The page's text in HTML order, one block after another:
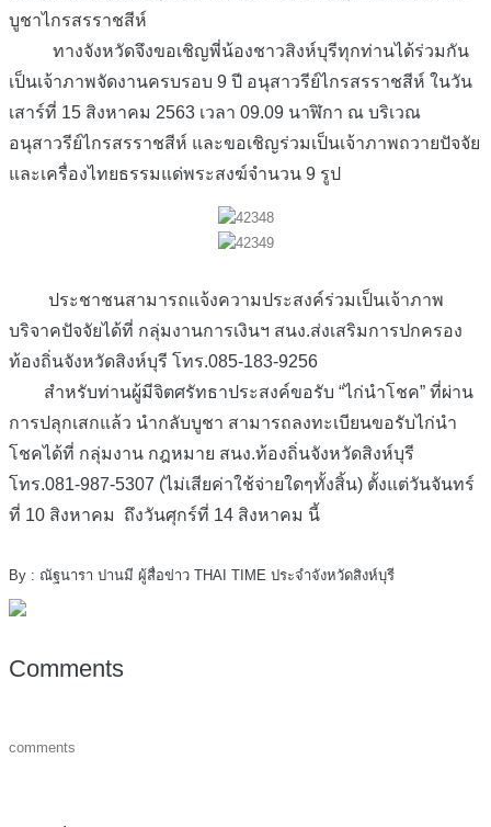
บูชาไกรสรราชสีห์
ทางจังหวัดจึงขอเชิญพี่น้องชาวสิงห์บุรีทุกท่านได้ร่วมกัน
เป็นเจ้าภาพจัดงานครบรอบ 9 ปี อนุสาวรีย์ไกรสรราชสีห์ ในวัน
เสาร์ที่ 15 สิงหาคม 2563 เวลา 09.09 นาฬิกา ณ บริเวณ
อนุสาวรีย์ไกรสรราชสีห์ และขอเชิญร่วมเป็นเจ้าภาพถวายปัจจัย
และเครื่องไทยธรรมแด่พระสงฆ์จำนวน 9 รูป
ประชาชนสามารถแจ้งความประสงค์ร่วมเป็นเจ้าภาพ
บริจาคปัจจัยได้ที่ กลุ่มงานการเงินฯ สนง.ส่งเสริมการปกครอง
ท้องถิ่นจังหวัดสิงห์บุรี โทร.085-183-9256
สำหรับท่านผู้มีจิตศรัทธาประสงค์ขอรับ “ไก่นำโชค” ที่ผ่าน
การปลุกเสกแล้ว นำกลับบูชา สามารถลงทะเบียนขอรับไก่นำ
โชคได้ที่ กลุ่มงาน กฎหมาย สนง.ท้องถิ่นจังหวัดสิงห์บุรี
โทร.081-987-5307 (ไม่เสียค่าใช้จ่ายใดๆทั้งสิ้น) ตั้งแต่วันจันทร์
ที่ 10 สิงหาคม ถึงวันศุกร์ที่ 14 สิงหาคม นี้
By : ณัฐนารา ปานมี ผู้สื่อข่าว THAI TIME ประจำจังหวัดสิงห์บุรี
Comments
comments